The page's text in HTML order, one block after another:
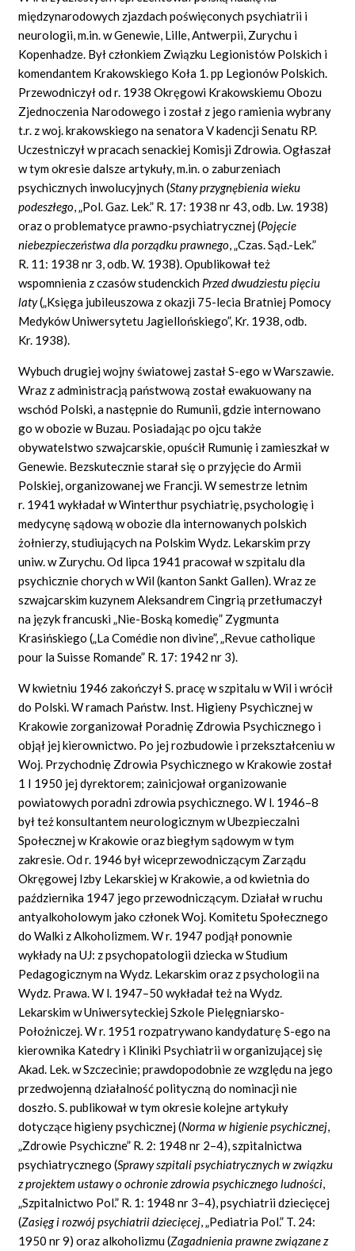
międzynarodowych zjazdach poświęconych psychiatrii i
neurologii, m.in. w Genewie, Lille, Antwerpii, Zurychu i
Kopenhadze. Był członkiem Związku Legionistów Polskich i
komendantem Krakowskiego Koła 1. pp Legionów Polskich.
Przewodniczył od r. 1938 Okręgowi Krakowskiemu Obozu
Zjednoczenia Narodowego i został z jego ramienia wybrany
t.r. z woj. krakowskiego na senatora V kadencji Senatu RP.
Uczestniczył w pracach senackiej Komisji Zdrowia. Ogłaszał
w tym okresie dalsze artykuły, m.in. o zaburzeniach
psychicznych inwolucyjnych (Stany przygnębienia wieku
podeszłego, „Pol. Gaz. Lek.” R. 17: 1938 nr 43, odb. Lw. 1938)
oraz o problematyce prawno-psychiatrycznej (Pojęcie
niebezpieczeństwa dla porządku prawnego, „Czas. Sąd.-Lek.”
R. 11: 1938 nr 3, odb. W. 1938). Opublikował też
wspomnienia z czasów studenckich Przed dwudziestu pięciu
laty(„Księga jubileuszowa z okazji 75-lecia Bratniej Pomocy
Medyków Uniwersytetu Jagiellońskiego”, Kr. 1938, odb.
Kr. 1938).
Wybuch drugiej wojny światowej zastał S-ego w Warszawie.
Wraz z administracją państwową został ewakuowany na
wschód Polski, a następnie do Rumunii, gdzie internowano
go w obozie w Buzau. Posiadając po ojcu także
obywatelstwo szwajcarskie, opuścił Rumunię i zamieszkał w
Genewie. Bezskutecznie starał się o przyjęcie do Armii
Polskiej, organizowanej we Francji. W semestrze letnim
r. 1941 wykładał w Winterthur psychiatrię, psychologię i
medycynę sądową w obozie dla internowanych polskich
żołnierzy, studiujących na Polskim Wydz. Lekarskim przy
uniw. w Zurychu. Od lipca 1941 pracował w szpitalu dla
psychicznie chorych w Wil (kanton Sankt Gallen). Wraz ze
szwajcarskim kuzynem Aleksandrem Cingrią przetłumaczył
na język francuski „Nie-Boską komedię” Zygmunta
Krasińskiego („La Comédie non divine”, „Revue catholique
pour la Suisse Romande” R. 17: 1942 nr 3).
W kwietniu 1946 zakończył S. pracę w szpitalu w Wil i wrócił
do Polski. W ramach Państw. Inst. Higieny Psychicznej w
Krakowie zorganizował Poradnię Zdrowia Psychicznego i
objął jej kierownictwo. Po jej rozbudowie i przekształceniu w
Woj. Przychodnię Zdrowia Psychicznego w Krakowie został
1 I 1950 jej dyrektorem; zainicjował organizowanie
powiatowych poradni zdrowia psychicznego. W l. 1946–8
był też konsultantem neurologicznym w Ubezpieczalni
Społecznej w Krakowie oraz biegłym sądowym w tym
zakresie. Od r. 1946 był wiceprzewodniczącym Zarządu
Okręgowej Izby Lekarskiej w Krakowie, a od kwietnia do
października 1947 jego przewodniczącym. Działał w ruchu
antyalkoholowym jako członek Woj. Komitetu Społecznego
do Walki z Alkoholizmem. W r. 1947 podjął ponownie
wykłady na UJ: z psychopatologii dziecka w Studium
Pedagogicznym na Wydz. Lekarskim oraz z psychologii na
Wydz. Prawa. W l. 1947–50 wykładał też na Wydz.
Lekarskim w Uniwersyteckiej Szkole Pielęgniarsko-
Położniczej. W r. 1951 rozpatrywano kandydaturę S-ego na
kierownika Katedry i Kliniki Psychiatrii w organizującej się
Akad. Lek. w Szczecinie; prawdopodobnie ze względu na jego
przedwojenną działalność polityczną do nominacji nie
doszło. S. publikował w tym okresie kolejne artykuły
dotyczące higieny psychicznej (Norma w higienie psychicznej,
„Zdrowie Psychiczne” R. 2: 1948 nr 2–4), szpitalnictwa
psychiatrycznego (Sprawy szpitali psychiatrycznych w związku
z projektem ustawy o ochronie zdrowia psychicznego ludności,
„Szpitalnictwo Pol.” R. 1: 1948 nr 3–4), psychiatrii dziecięcej
(Zasięg i rozwój psychiatrii dziecięcej, „Pediatria Pol.” T. 24:
1950 nr 9) oraz alkoholizmu (Zagadnienia prawne związane z